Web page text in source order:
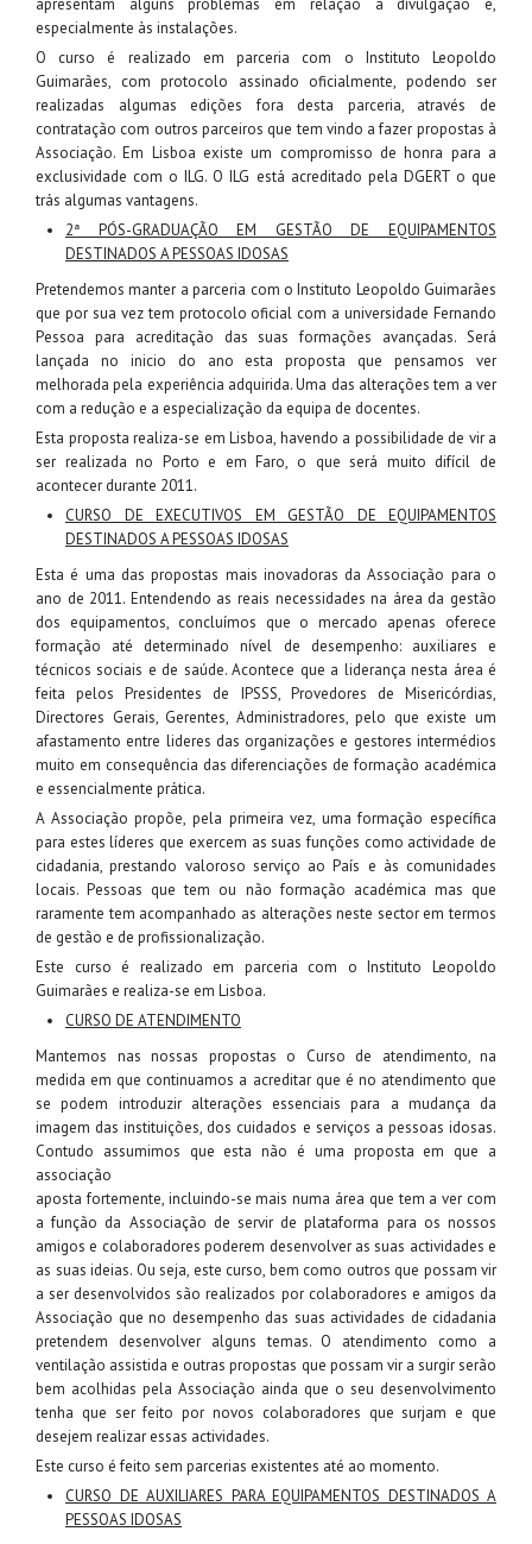
apresentam alguns problemas em relação à divulgação e,
especialmente às instalações.
O curso é realizado em parceria com o Instituto Leopoldo
Guimarães, com protocolo assinado oficialmente, podendo ser
realizadas algumas edições fora desta parceria, através de
contratação com outros parceiros que tem vindo a fazer propostas à
Associação. Em Lisboa existe um compromisso de honra para a
exclusividade com o ILG. O ILG está acreditado pela DGERT o que
trás algumas vantagens.
2ª PÓS-GRADUAÇÃO EM GESTÃO DE EQUIPAMENTOS
DESTINADOS A PESSOAS IDOSAS
Pretendemos manter a parceria com o Instituto Leopoldo Guimarães
que por sua vez tem protocolo oficial com a universidade Fernando
Pessoa para acreditação das suas formações avançadas. Será
lançada no inicio do ano esta proposta que pensamos ver
melhorada pela experiência adquirida. Uma das alterações tem a ver
com a redução e a especialização da equipa de docentes.
Esta proposta realiza-se em Lisboa, havendo a possibilidade de vir a
ser realizada no Porto e em Faro, o que será muito difícil de
acontecer durante 2011.
CURSO DE EXECUTIVOS EM GESTÃO DE EQUIPAMENTOS
DESTINADOS A PESSOAS IDOSAS
Esta é uma das propostas mais inovadoras da Associação para o
ano de 2011. Entendendo as reais necessidades na área da gestão
dos equipamentos, concluímos que o mercado apenas oferece
formação até determinado nível de desempenho: auxiliares e
técnicos sociais e de saúde. Acontece que a liderança nesta área é
feita pelos Presidentes de IPSSS, Provedores de Misericórdias,
Directores Gerais, Gerentes, Administradores, pelo que existe um
afastamento entre lideres das organizações e gestores intermédios
muito em consequência das diferenciações de formação académica
e essencialmente prática.
A Associação propõe, pela primeira vez, uma formação específica
para estes líderes que exercem as suas funções como actividade de
cidadania, prestando valoroso serviço ao País e às comunidades
locais. Pessoas que tem ou não formação académica mas que
raramente tem acompanhado as alterações neste sector em termos
de gestão e de profissionalização.
Este curso é realizado em parceria com o Instituto Leopoldo
Guimarães e realiza-se em Lisboa.
CURSO DE ATENDIMENTO
Mantemos nas nossas propostas o Curso de atendimento, na
medida em que continuamos a acreditar que é no atendimento que
se podem introduzir alterações essenciais para a mudança da
imagem das instituições, dos cuidados e serviços a pessoas idosas.
Contudo assumimos que esta não é uma proposta em que a
associação
aposta fortemente, incluindo-se mais numa área que tem a ver com
a função da Associação de servir de plataforma para os nossos
amigos e colaboradores poderem desenvolver as suas actividades e
as suas ideias. Ou seja, este curso, bem como outros que possam vir
a ser desenvolvidos são realizados por colaboradores e amigos da
Associação que no desempenho das suas actividades de cidadania
pretendem desenvolver alguns temas. O atendimento como a
ventilação assistida e outras propostas que possam vir a surgir serão
bem acolhidas pela Associação ainda que o seu desenvolvimento
tenha que ser feito por novos colaboradores que surjam e que
desejem realizar essas actividades.
Este curso é feito sem parcerias existentes até ao momento.
CURSO DE AUXILIARES PARA EQUIPAMENTOS DESTINADOS A
PESSOAS IDOSAS